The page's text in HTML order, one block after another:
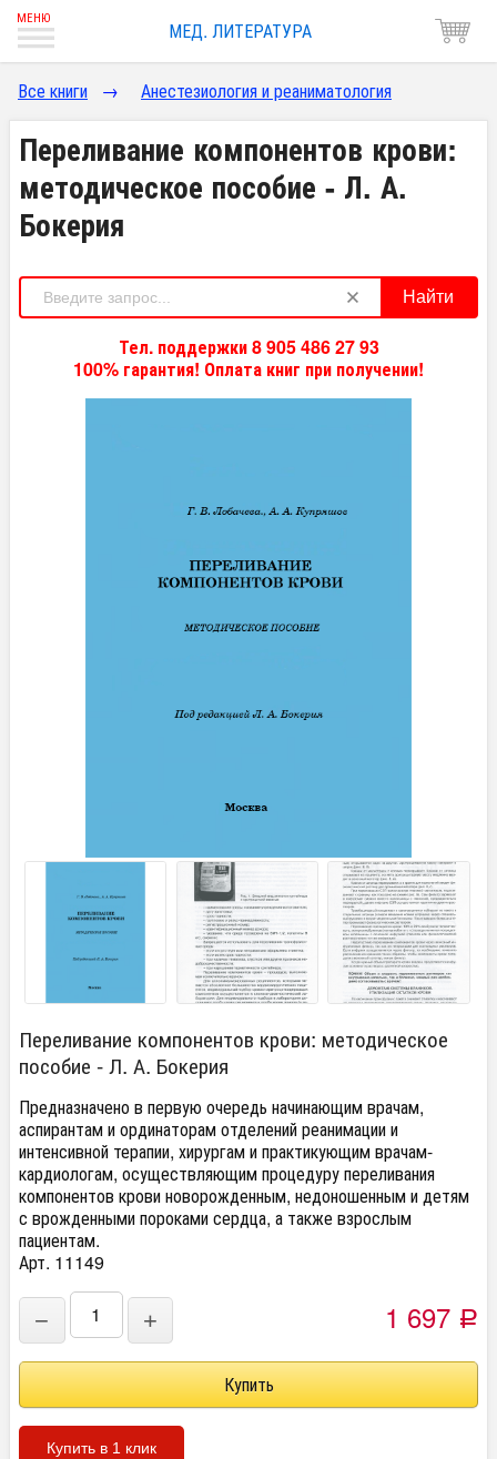
МЕД. ЛИТЕРАТУРА
Все книги → Анестезиология и реаниматология
Переливание компонентов крови:
методическое пособие - Л. А.
Бокерия
Найти
Тел. поддержки 8 905 486 27 93
100% гарантия! Оплата книг при получении!
Переливание компонентов крови: методическое
пособие - Л. А. Бокерия
Предназначено в первую очередь начинающим врачам,
аспирантам и ординаторам отделений реанимации и
интенсивной терапии, хирургам и практикующим врачам-
кардиологам, осуществляющим процедуру переливания
компонентов крови новорожденным, недоношенным и детям
с врожденными пороками сердца, а также взрослым
пациентам.
Арт. 11149
− + 1 697 Р
Купить в 1 клик